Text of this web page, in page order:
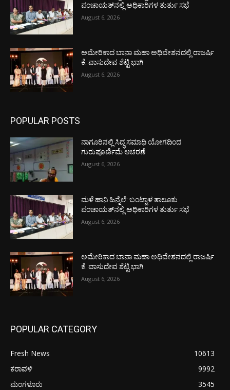
ಪಂಚಾಯತ್‌ನಲ್ಲಿ ಅಧಿಕಾರಿಗಳ ತುರ್ತು ಸಭೆ
August 6, 2026
ಅಮೇರಿಕಾದ ಬಾನಾ ಮಹಾ ಅಧಿವೇಶನದಲ್ಲಿ ರಾಜರ್ಷಿ
ಕೆ. ವಾಸುದೇವ ಶೆಟ್ಟಿ ಭಾಗಿ
August 6, 2026
POPULAR POSTS
ನಾಗೂರಿನಲ್ಲಿ ಸಿದ್ಧ ಸಮಾಧಿ ಯೋಗದಿಂದ
ಗುರುಪೂರ್ಣಿಮೆ ಆಚರಣೆ
August 6, 2026
ಮಳೆ ಹಾನಿ ಹಿನ್ನೆಲೆ: ಬಂಟ್ವಾಳ ತಾಲೂಕು
ಪಂಚಾಯತ್‌ನಲ್ಲಿ ಅಧಿಕಾರಿಗಳ ತುರ್ತು ಸಭೆ
August 6, 2026
ಅಮೇರಿಕಾದ ಬಾನಾ ಮಹಾ ಅಧಿವೇಶನದಲ್ಲಿ ರಾಜರ್ಷಿ
ಕೆ. ವಾಸುದೇವ ಶೆಟ್ಟಿ ಭಾಗಿ
August 6, 2026
POPULAR CATEGORY
Fresh News
10613
ಕರಾವಳಿ
9992
ಮಂಗಳೂರು
3545